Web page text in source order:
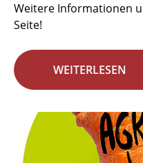
Weitere Informationen
Seite!
WEITERLESEN